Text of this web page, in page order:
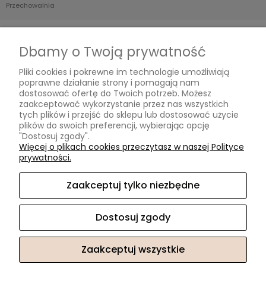
Przechowalnia
Formy płatności
Czas i koszty dostawy
Czas realizacji zamówienia
Informacje
O nas
Kontakt
Dbamy o Twoją prywatność
Pliki cookies i pokrewne im technologie umożliwiają
poprawne działanie strony i pomagają nam
dostosować ofertę do Twoich potrzeb. Możesz
zaakceptować wykorzystanie przez nas wszystkich
tych plików i przejść do sklepu lub dostosować użycie
plików do swoich preferencji, wybierając opcję
"Dostosuj zgody".
Więcej o plikach cookies przeczytasz w naszej Polityce
prywatności.
Zaakceptuj tylko niezbędne
Dostosuj zgody
Zaakceptuj wszystkie